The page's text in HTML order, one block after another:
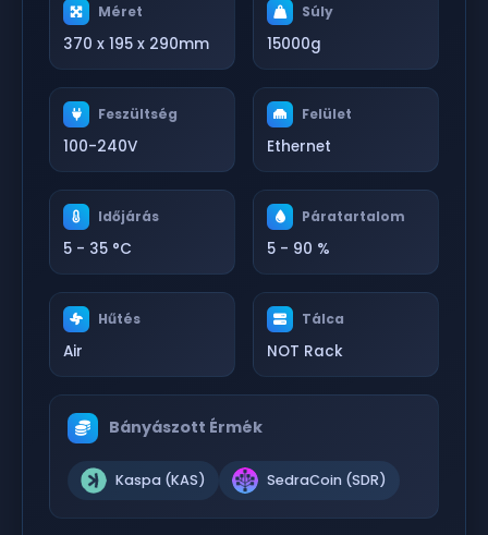
Méret
370 x 195 x 290mm
Súly
15000g
Feszültség
100-240V
Felület
Ethernet
Időjárás
5 - 35 °C
Páratartalom
5 - 90 %
Hűtés
Air
Tálca
NOT Rack
Bányászott Érmék
Kaspa (KAS) SedraCoin (SDR)